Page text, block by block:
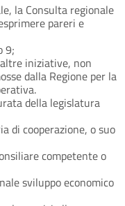
la Consulta regionale
pareri e
9;
iniziative, non
dalla Regione per la
della legislatura
di cooperazione, o suo
competente o
sviluppo economico